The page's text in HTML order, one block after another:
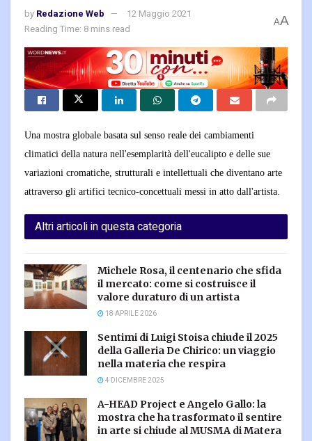
by Redazione Web
12 Maggio 2021
Reading Time: 8 mins read
AA
Una mostra globale basata sul senso reale dei cambiamenti
climatici della natura nell'esemplarità dell'eucalipto e delle sue
variazioni cromatiche, strutturali e intellettuali che diventano arte
attraverso gli artifici tecnico-concettuali messi in atto dall'artista.
Altri articoli in questa categoria
Michele Rosa, il centenario che sfida
il mercato: come si costruisce il
valore duraturo di un artista
18 APRILE 2026
Sentimi di Luigi Stoisa chiude il 2025
della Galleria De Chirico: un viaggio
nella materia che respira
4 DICEMBRE 2025
A-HEAD Project e Angelo Gallo: la
mostra che ha trasformato il sentire
in arte si chiude al MUSMA di Matera